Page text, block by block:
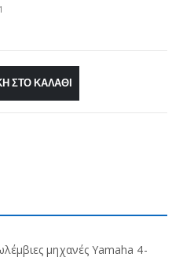
ΣΤΟ ΚΑΛΆΘΙ
μηχανές Yamaha 4-